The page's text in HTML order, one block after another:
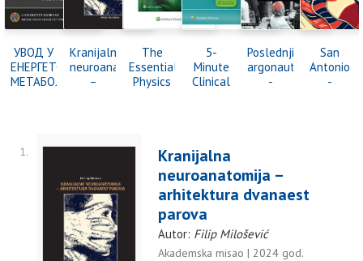
УВОД У
ЕНЕРГЕТСКИ
МЕТАБОЛИЗАМ
Kranijalna
neuroanatomija
–
The
Essential
Physics
5-
Minute
Clinical
Poslednji
argonaut
-
San
Antonio
-
1.
Kranijalna
neuroanatomija –
arhitektura dvanaest
parova
Autor: Filip Milošević
Akademska misao | 2024 god.